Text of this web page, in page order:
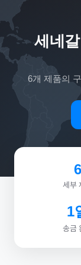
세네
6개 제품의
6
세부
1
송금